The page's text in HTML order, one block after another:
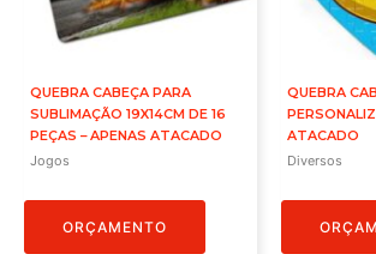
QUEBRA CABEÇA PARA
SUBLIMAÇÃO 19X14CM DE 16
PEÇAS – APENAS ATACADO
Jogos
ORÇAMENTO
QUEBRA
ATACADO
Diversos